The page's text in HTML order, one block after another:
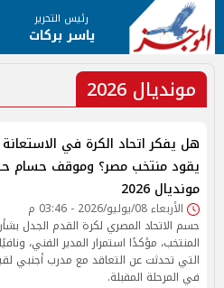
رئيس التحرير
ياسر بركات
مونديال 2026
هل يفكر اتحاد الكرة في
يقود منتخب مصر؟ وموقف حسام
مونديال 2026
الأربعاء 08/يوليو/2026 - 03:46 م
حسم الاتحاد المصري لكرة القدم الجدل
المنتخب، مؤكدًا استمرار المدير الفني،
التي تحدثت عن التعاقد مع مدرب أجنبي
في المرحلة المقبلة.